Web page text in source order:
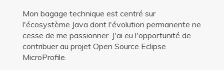
Mon bagage technique est centré sur
l'écosystème Java dont l'évolution permanente ne
cesse de me passionner. J'ai eu l'opportunité de
contribuer au projet Open Source Eclipse
MicroProfile.